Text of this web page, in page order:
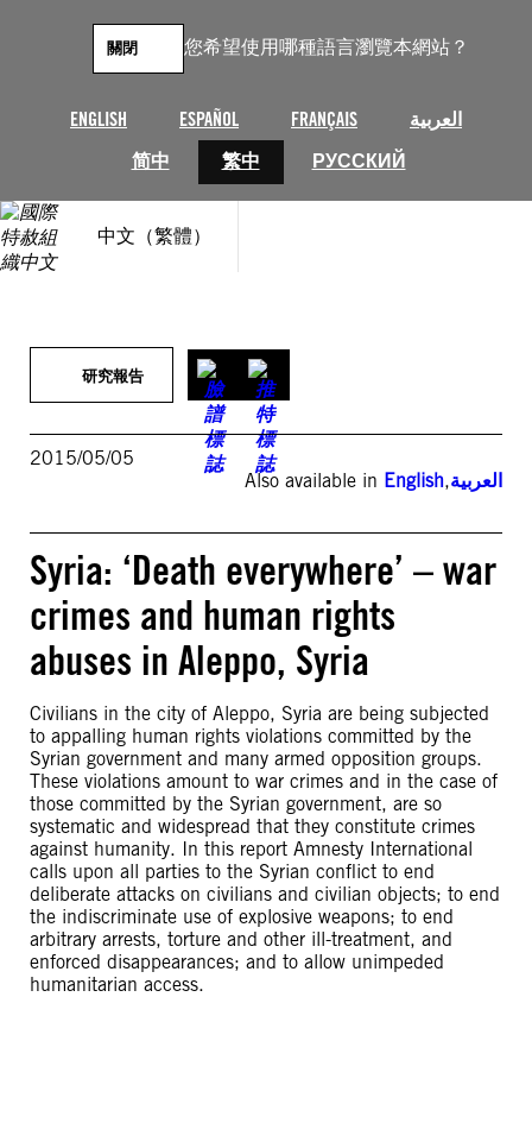
您希望使用哪種語言瀏覽本網站？
ENGLISH ESPAÑOL FRANÇAIS
العربية
简中
繁中 РУССКИЙ
關閉
中文（繁體）
研究報告
2015/05/05
Also available in English,العربية
Syria: ‘Death everywhere’ – war
crimes and human rights
abuses in Aleppo, Syria
Civilians in the city of Aleppo, Syria are being subjected
to appalling human rights violations committed by the
Syrian government and many armed opposition groups.
These violations amount to war crimes and in the case of
those committed by the Syrian government, are so
systematic and widespread that they constitute crimes
against humanity. In this report Amnesty International
calls upon all parties to the Syrian conflict to end
deliberate attacks on civilians and civilian objects; to end
the indiscriminate use of explosive weapons; to end
arbitrary arrests, torture and other ill-treatment, and
enforced disappearances; and to allow unimpeded
humanitarian access.